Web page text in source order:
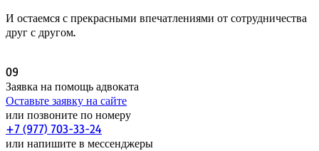
И остаемся с прекрасными впечатлениями от сотрудничества
друг с другом.
09
Заявка на помощь адвоката
Оставьте заявку на сайте
или позвоните по номеру
+7 (977) 703-33-24
или напишите в мессенджеры